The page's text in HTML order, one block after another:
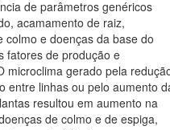
de parâmetros genéricos
acamamento de raiz,
colmo e doenças da base do
fatores de produção e
microclima gerado pela
entre linhas ou pelo aumento
resultou em aumento na
de colmo e de espiga,